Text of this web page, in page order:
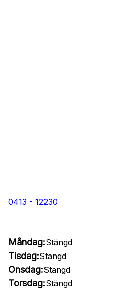
0413 - 12230
Måndag:Stängd
Tisdag:Stängd
Onsdag:Stängd
Torsdag:Stängd